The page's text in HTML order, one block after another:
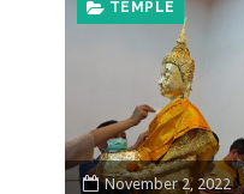
TEMPLE
November 2, 2022